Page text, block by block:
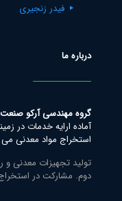
فیدر زنجیری
درباره ما
گروه مهندسی آرکو صنعت
آماده ارایه خدمات در
استخراج مواد معدنی می
تولید تجهیزات معدنی
دوم. مشارکت در